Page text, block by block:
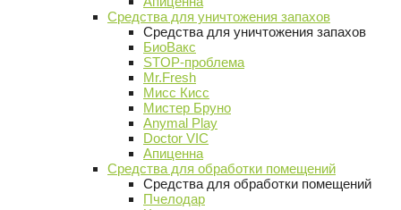
Средства для уничтожения запахов
Средства для уничтожения запахов
БиоВакс
STOP-проблема
Mr.Fresh
Мисс Кисс
Мистер Бруно
Anymal Play
Doctor VIC
Апиценна
Средства для обработки помещений
Средства для обработки помещений
Пчелодар